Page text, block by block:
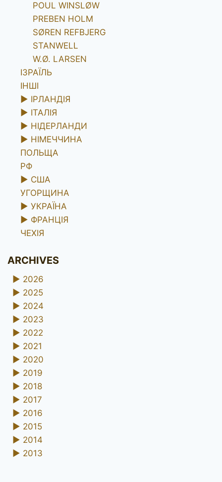
POUL WINSLØW
PREBEN HOLM
SØREN REFBJERG
STANWELL
W.Ø. LARSEN
ІЗРАЇЛЬ
ІНШІ
► ІРЛАНДІЯ
► ІТАЛІЯ
► НІДЕРЛАНДИ
► НІМЕЧЧИНА
ПОЛЬЩА
РФ
► США
УГОРЩИНА
► УКРАЇНА
► ФРАНЦІЯ
ЧЕХІЯ
ARCHIVES
► 2026
► 2025
► 2024
► 2023
► 2022
► 2021
► 2020
► 2019
► 2018
► 2017
► 2016
► 2015
► 2014
► 2013